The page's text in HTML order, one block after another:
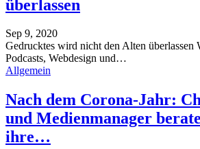
überlassen
Sep 9, 2020
Gedrucktes wird nicht den Alten überlassen
Podcasts, Webdesign und…
Allgemein
Nach dem Corona-Jahr:
und Medienmanager
ihre…